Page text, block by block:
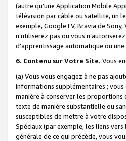
(autre qu'une Application Mobile
télévision par câble ou satellite, un
exemple, GoogleTV, Bravia de
n’utiliserez pas ou vous
d'apprentissage automatique ou
6. Contenu sur Votre Site. Vous
(a) Vous vous engagez à ne pas
informations supplémentaires ; vous
manière à conserver les proportions
texte de manière substantielle ou
susceptibles de mettre à votre
Spéciaux (par exemple, les liens
générale de ce qui précède, vous